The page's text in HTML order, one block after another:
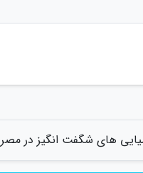
های شگفت انگیز در مصر